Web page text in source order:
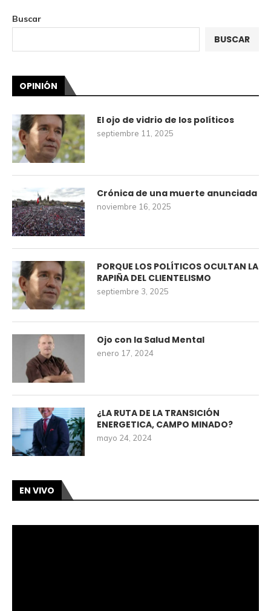
Buscar
BUSCAR
OPINIÓN
El ojo de vidrio de los políticos
septiembre 11, 2025
Crónica de una muerte anunciada
noviembre 16, 2025
PORQUE LOS POLÍTICOS OCULTAN LA
RAPIÑA DEL CLIENTELISMO
septiembre 3, 2025
Ojo con la Salud Mental
enero 17, 2024
¿LA RUTA DE LA TRANSICIÓN
ENERGETICA, CAMPO MINADO?
mayo 24, 2024
EN VIVO